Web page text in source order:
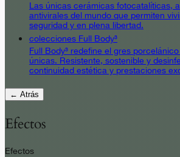
Las únicas cerámicas fotocatalíticas,
antivirales del mundo que permiten
seguridad y en plena libertad.
colecciones Full Body³
Full Body³ redefine el gres
únicas. Resistente, sostenible y
continuidad estética y prestaciones
← Atrás
Efectos
Efectos